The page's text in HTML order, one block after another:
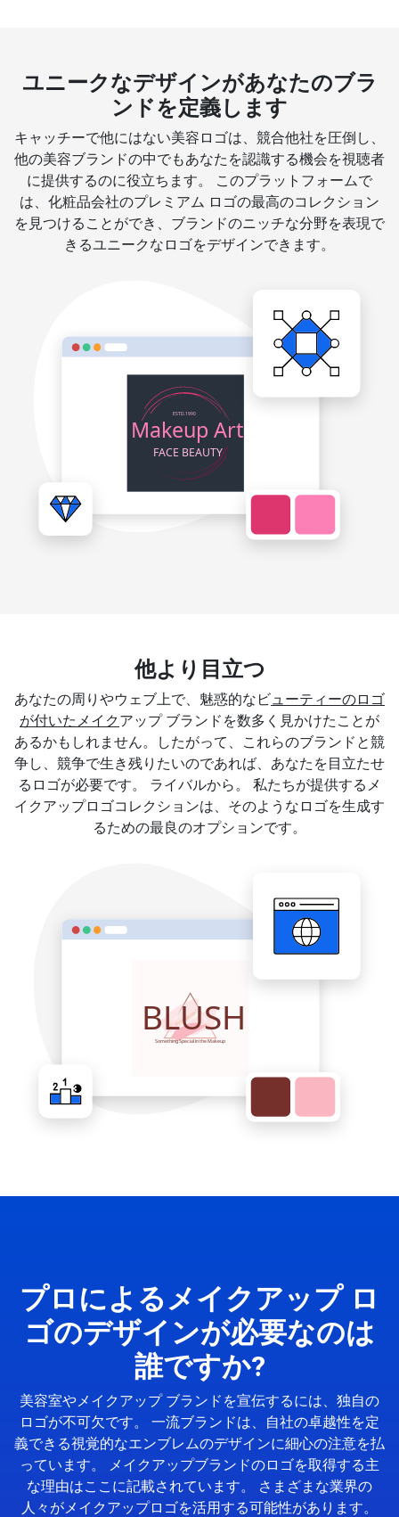
ユニークなデザインがあなたのブラ
ンドを定義します
キャッチーで他にはない美容ロゴは、競合他社を圧倒し、
他の美容ブランドの中でもあなたを認識する機会を視聴者
に提供するのに役立ちます。 このプラットフォームで
は、化粧品会社のプレミアム ロゴの最高のコレクション
を見つけることができ、ブランドのニッチな分野を表現で
きるユニークなロゴをデザインできます。
他より目立つ
あなたの周りやウェブ上で、魅惑的なビ ューティーのロゴ
が付いたメイク アップ ブランドを数多く見かけたことが
あるかもしれません。したがって、これらのブランドと競
争し、競争で生き残りたいのであれば、あなたを目立たせ
るロゴが必要です。 ライバルから。 私たちが提供するメ
イクアップロゴコレクションは、そのようなロゴを生成す
るための最良のオプションです。
プロによるメイクアップ ロ
ゴのデザインが必要なのは
誰ですか?
美容室やメイクアップ ブランドを宣伝するには、独自の
ロゴが不可欠です。 一流ブランドは、自社の卓越性を定
義できる視覚的なエンブレムのデザインに細心の注意を払
っています。 メイクアップブランドのロゴを取得する主
な理由はここに記載されています。 さまざまな業界の
人々がメイクアップロゴを活用する可能性があります。